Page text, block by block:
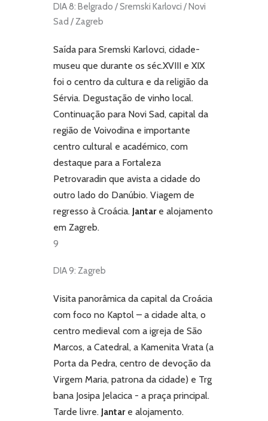
DIA 8: Belgrado / Sremski Karlovci / Novi
Sad / Zagreb
Saída para Sremski Karlovci, cidade-
museu que durante os séc.XVIII e XIX
foi o centro da cultura e da religião da
Sérvia. Degustação de vinho local.
Continuação para Novi Sad, capital da
região de Voivodina e importante
centro cultural e académico, com
destaque para a Fortaleza
Petrovaradin que avista a cidade do
outro lado do Danúbio. Viagem de
regresso à Croácia. Jantare alojamento
em Zagreb.
9
DIA 9: Zagreb
Visita panorâmica da capital da Croácia
com foco no Kaptol – a cidade alta, o
centro medieval com a igreja de São
Marcos, a Catedral, a Kamenita Vrata (a
Porta da Pedra, centro de devoção da
Virgem Maria, patrona da cidade) e Trg
bana Josipa Jelacica - a praça principal.
Tarde livre. Jantare alojamento.